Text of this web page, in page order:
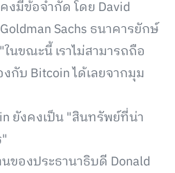
มีข้อจำกัด โดย David
Sachs ธนาคารยักษ์
นขณะนี้ เราไม่สามารถถือ
กับ Bitcoin ได้เลยจากมุม
ยังคงเป็น "สินทรัพย์ที่น่า
ของประธานาธิบดี Donald